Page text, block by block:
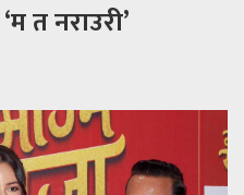
त नराउरी’